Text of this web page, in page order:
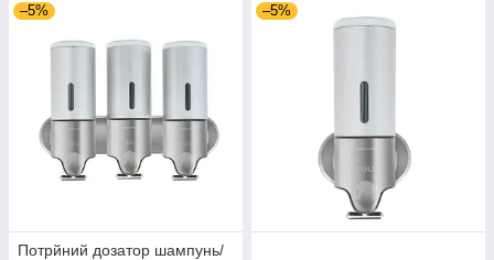
–5%
Потрйний дозатор шампунь/
–5%